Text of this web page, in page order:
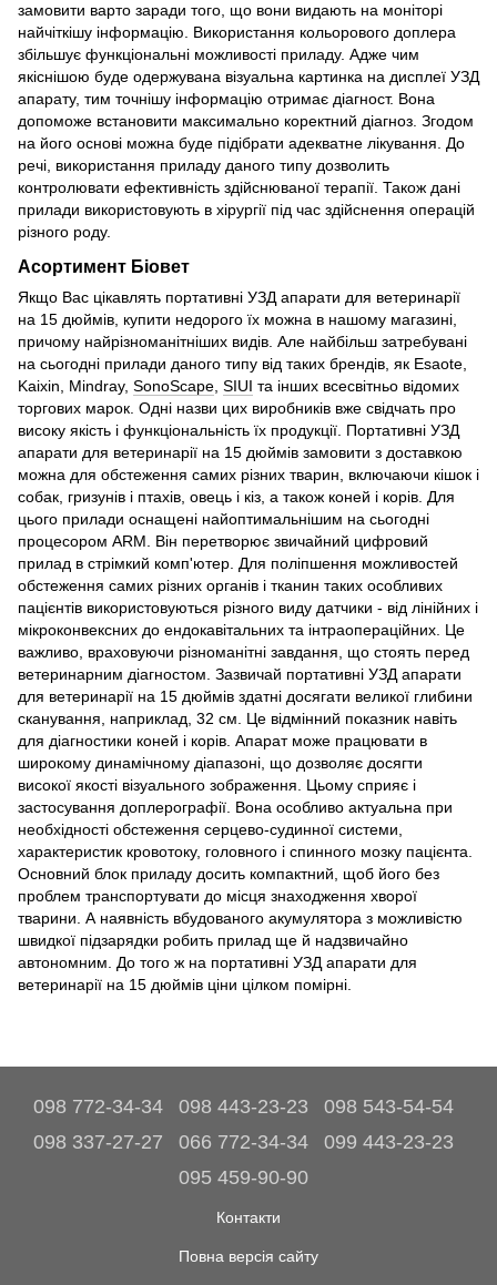
замовити варто заради того, що вони видають на моніторі
найчіткішу інформацію. Використання кольорового доплера
збільшує функціональні можливості приладу. Адже чим
якіснішою буде одержувана візуальна картинка на дисплеї УЗД
апарату, тим точнішу інформацію отримає діагност. Вона
допоможе встановити максимально коректний діагноз. Згодом
на його основі можна буде підібрати адекватне лікування. До
речі, використання приладу даного типу дозволить
контролювати ефективність здійснюваної терапії. Також дані
прилади використовують в хірургії під час здійснення операцій
різного роду.
Асортимент Біовет
Якщо Вас цікавлять портативні УЗД апарати для ветеринарії
на 15 дюймів, купити недорого їх можна в нашому магазині,
причому найрізноманітніших видів. Але найбільш затребувані
на сьогодні прилади даного типу від таких брендів, як Esaote,
Kaixin, Mindray, SonoScape, SIUI та інших всесвітньо відомих
торгових марок. Одні назви цих виробників вже свідчать про
високу якість і функціональність їх продукції. Портативні УЗД
апарати для ветеринарії на 15 дюймів замовити з доставкою
можна для обстеження самих різних тварин, включаючи кішок і
собак, гризунів і птахів, овець і кіз, а також коней і корів. Для
цього прилади оснащені найоптимальнішим на сьогодні
процесором ARM. Він перетворює звичайний цифровий
прилад в стрімкий комп'ютер. Для поліпшення можливостей
обстеження самих різних органів і тканин таких особливих
пацієнтів використовуються різного виду датчики - від лінійних і
мікроконвексних до ендокавітальних та інтраопераційних. Це
важливо, враховуючи різноманітні завдання, що стоять перед
ветеринарним діагностом. Зазвичай портативні УЗД апарати
для ветеринарії на 15 дюймів здатні досягати великої глибини
сканування, наприклад, 32 см. Це відмінний показник навіть
для діагностики коней і корів. Апарат може працювати в
широкому динамічному діапазоні, що дозволяє досягти
високої якості візуального зображення. Цьому сприяє і
застосування доплерографії. Вона особливо актуальна при
необхідності обстеження серцево-судинної системи,
характеристик кровотоку, головного і спинного мозку пацієнта.
Основний блок приладу досить компактний, щоб його без
проблем транспортувати до місця знаходження хворої
тварини. А наявність вбудованого акумулятора з можливістю
швидкої підзарядки робить прилад ще й надзвичайно
автономним. До того ж на портативні УЗД апарати для
ветеринарії на 15 дюймів ціни цілком помірні.
098 772-34-34 098 443-23-23
098 543-54-54
098 337-27-27
066 772-34-34
099 443-23-23
095 459-90-90
Контакти
Повна версія сайту